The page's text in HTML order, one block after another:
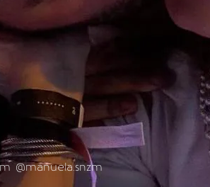
@manuela.snzm